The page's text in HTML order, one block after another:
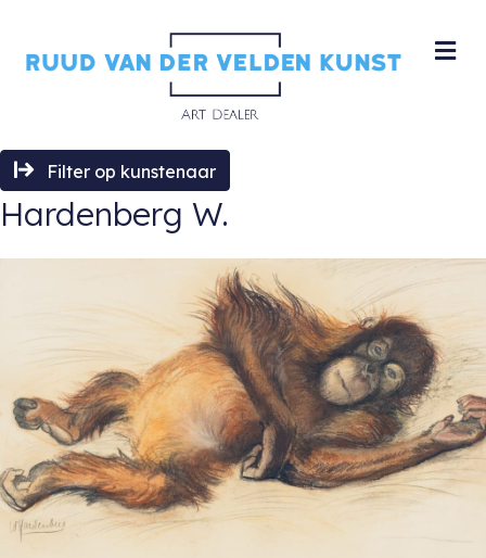
Filter op kunstenaar
Hardenberg W.